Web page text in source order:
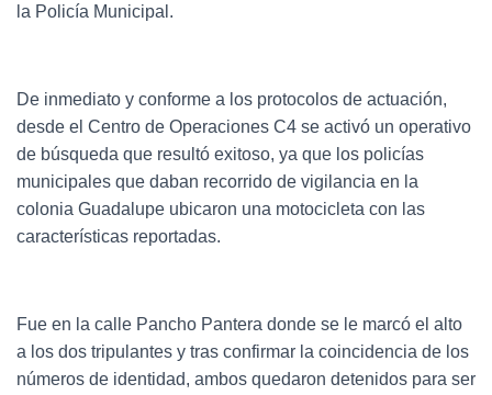
la Policía Municipal.
De inmediato y conforme a los protocolos de actuación,
desde el Centro de Operaciones C4 se activó un operativo
de búsqueda que resultó exitoso, ya que los policías
municipales que daban recorrido de vigilancia en la
colonia Guadalupe ubicaron una motocicleta con las
características reportadas.
Fue en la calle Pancho Pantera donde se le marcó el alto
a los dos tripulantes y tras confirmar la coincidencia de los
números de identidad, ambos quedaron detenidos para ser